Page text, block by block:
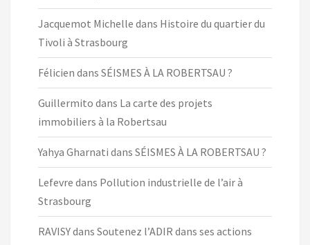
Jacquemot Michelle dans Histoire du quartier du
Tivoli à Strasbourg
Félicien dans SÉISMES À LA ROBERTSAU ?
Guillermito dans La carte des projets
immobiliers à la Robertsau
Yahya Gharnati dans SÉISMES À LA ROBERTSAU ?
Lefevre dans Pollution industrielle de l’air à
Strasbourg
RAVISYdans Soutenez l’ADIR dans ses actions